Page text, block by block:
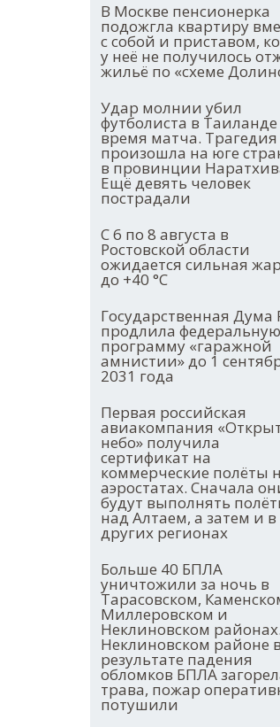
В Москве пенсионерка
подожгла квартиру
с собой и приставом,
у неё не получилось
жильё по «схеме
Удар молнии убил
футболиста в Таиланде
время матча. Трагедия
произошла на юге
в провинции
Ещё девять человек
пострадали
С 6 по 8 августа в
Ростовской области
ожидается сильная
до +40 °С
Государственная Дума
продлила федеральную
программу «гаражной
амнистии» до 1
2031 года
Первая российская
авиакомпания
небо» получила
сертификат на
коммерческие полёты
аэростатах. Сначала
будут выполнять
над Алтаем, а затем и в
других регионах
Больше 40 БПЛА
уничтожили за ночь в
Тарасовском,
Миллеровском и
Неклиновском
Неклиновском районе в
результате падения
обломков БПЛА
трава, пожар
потушили